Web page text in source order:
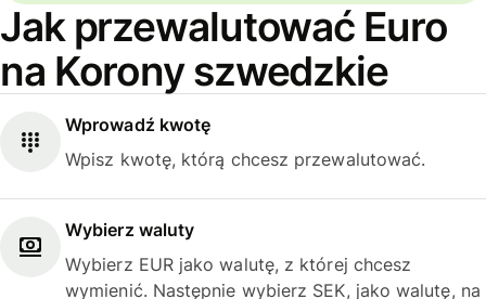
Jak przewalutować Euro
na Korony szwedzkie
Wprowadź kwotę
Wpisz kwotę, którą chcesz przewalutować.
Wybierz waluty
Wybierz EUR jako walutę, z której chcesz
wymienić. Następnie wybierz SEK, jako walutę, na